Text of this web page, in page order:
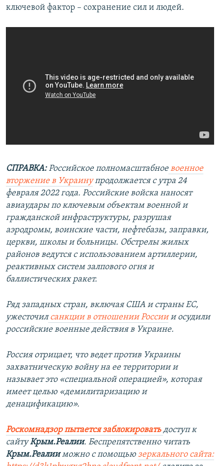
ключевой фактор – сохранение сил и людей.
СПРАВКА:Российское полномасштабноевоенное
вторжение в Украинупродолжается с утра 24
февраля 2022 года. Российские войска наносят
авиаудары по ключевым объектам военной и
гражданской инфраструктуры, разрушая
аэродромы, воинские части, нефтебазы, заправки,
церкви, школы и больницы. Обстрелы жилых
районов ведутся с использованием артиллерии,
реактивных систем залпового огня и
баллистических ракет.
Ряд западных стран, включая США и страны ЕС,
ужесточилсанкции в отношении Россиии осудили
российские военные действия в Украине.
Россия отрицает, что ведет против Украины
захватническую войну на ее территории и
называет это «специальной операцией», которая
имеет целью «демилитаризацию и
денацификацию».
Роскомнадзор пытается заблокировать доступ к
сайтуКрым.Реалии. Беспрепятственно читать
Крым.Реалииможно с помощью зеркального сайта: